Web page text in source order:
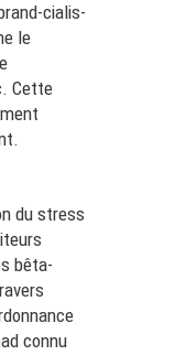
cialis-
le
Cette
du stress
bêta-
connu